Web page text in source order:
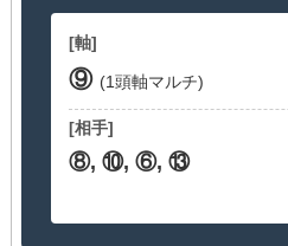
[軸]
⑨ (1頭軸マルチ)
[相手]
⑧, ⑩, ⑥, ⑬